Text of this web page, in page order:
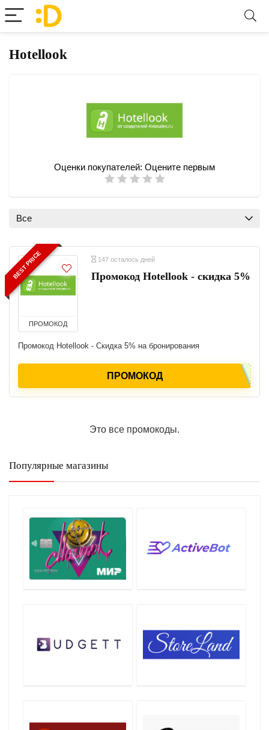
Hotellook
Оценки покупателей: Оцените первым
Все
BEST PRICE
ПРОМОКОД
147 осталось дней
Промокод Hotellook - скидка 5%
Промокод Hotellook - Скидка 5% на бронирования
ПРОМОКОД
Это все промокоды.
Популярные магазины